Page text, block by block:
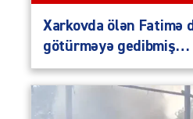
Xarkovda ölən Fatimə
götürməyə gedibmiş…